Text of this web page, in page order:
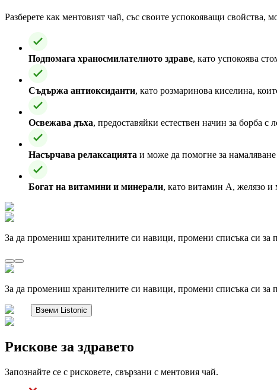
Разберете как ментовият чай, със своите успокояващи свойства,
Подпомага храносмилателното здраве, като успокоява
Съдържа антиоксиданти, като розмаринова киселина,
Освежава дъха, предоставяйки естествен начин за борба с
Насърчава релаксацията и може да помогне за
Богат на витамини и минерали, като витамин А, желязо и
За да промениш хранителните си навици, промени списъка си за
За да промениш хранителните си навици, промени списъка си за
Вземи Listonic
Рискове за здравето
Запознайте се с рисковете, свързани с ментовия чай.